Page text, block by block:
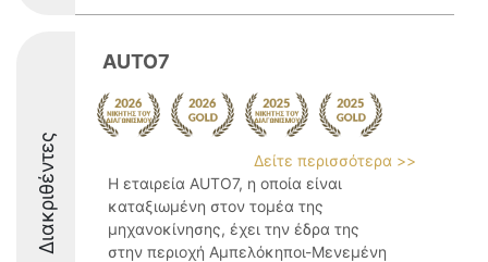
Διακριθέντες
AUTO7
Δείτε περισσότερα >>
Η εταιρεία AUTO7, η οποία είναι
καταξιωμένη στον τομέα της
μηχανοκίνησης, έχει την έδρα της
στην περιοχή Αμπελόκηποι-Μενεμένη